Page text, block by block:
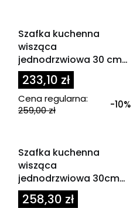
Szafka kuchenna
wisząca
jednodrzwiowa 30 cm
ECO
233,10 zł
Cena regularna:
259,00 zł
-10%
Szafka kuchenna
wisząca
jednodrzwiowa 30cm
GLOSS
258,30 zł